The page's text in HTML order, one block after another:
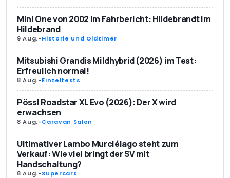
Mini One von 2002 im Fahrbericht: Hildebrandt im
Hildebrand
9 Aug.-Historie und Oldtimer
Mitsubishi Grandis Mildhybrid (2026) im Test:
Erfreulich normal!
8 Aug.-Einzeltests
Pössl Roadstar XL Evo (2026): Der X wird
erwachsen
8 Aug.-Caravan Salon
Ultimativer Lambo Murciélago steht zum
Verkauf: Wie viel bringt der SV mit
Handschaltung?
8 Aug.-Supercars